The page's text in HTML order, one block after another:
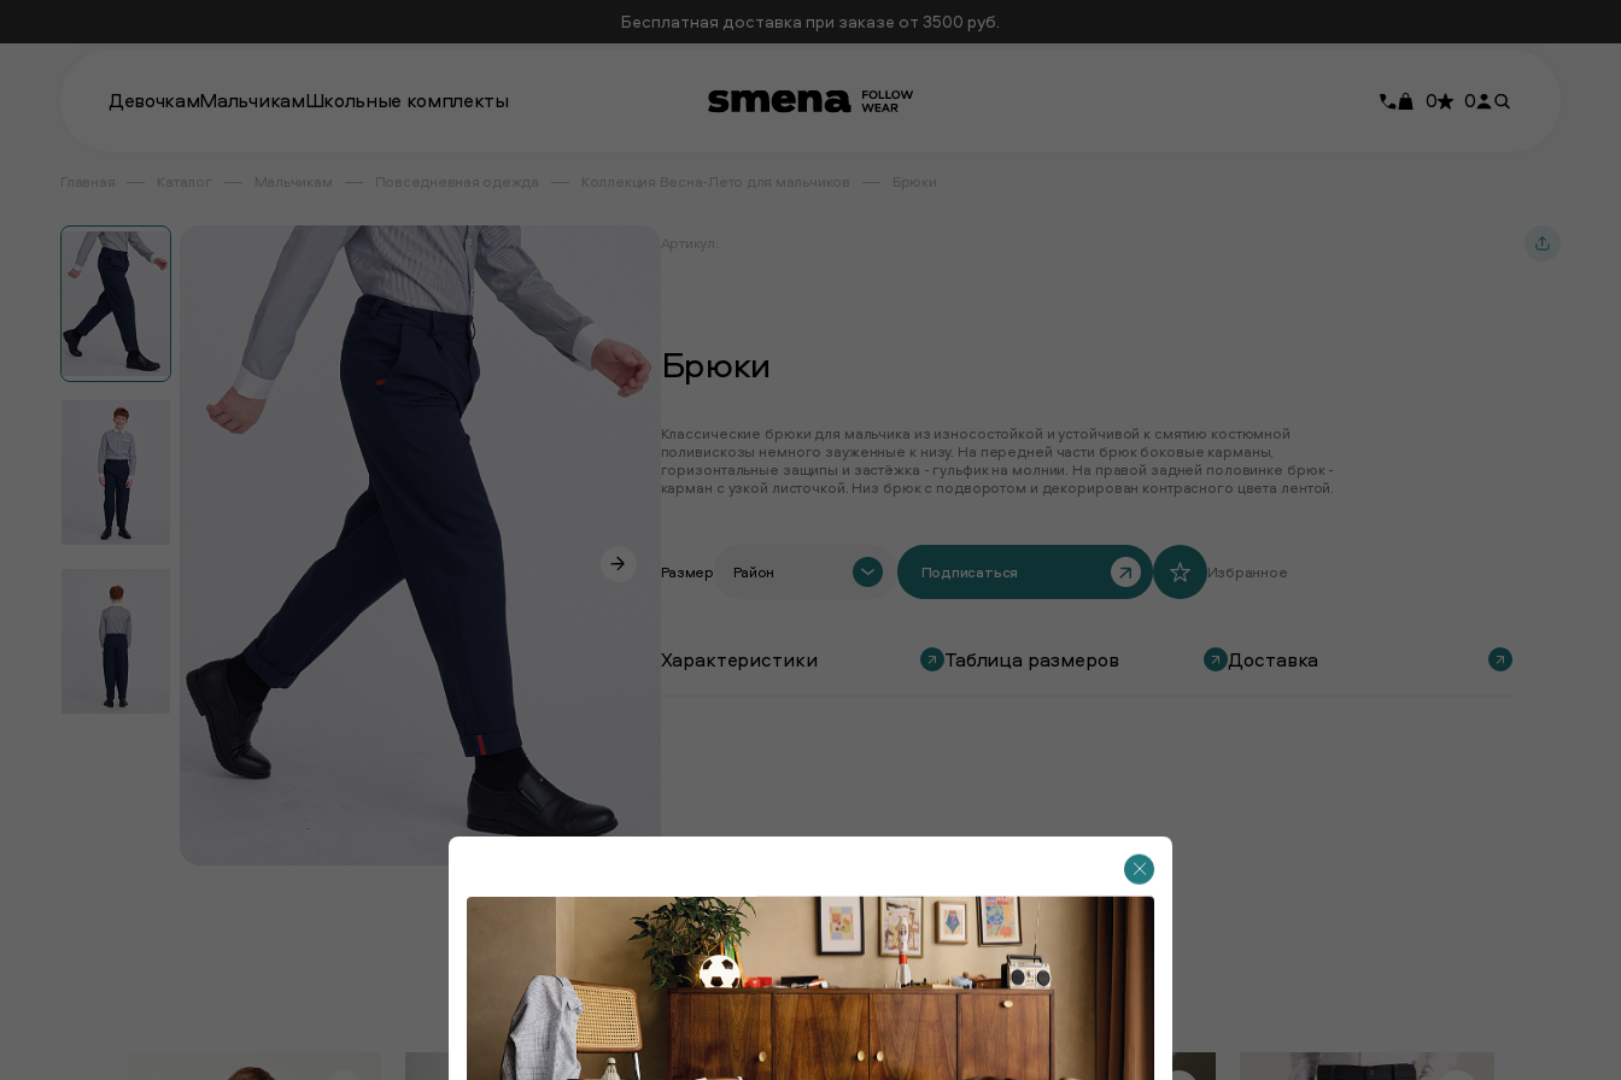
Бесплатная доставка при заказе от 3500 руб.
ДевочкамМальчикамШкольные комплекты 0 0
Главная Каталог Мальчикам Повседневная одежда Коллекция Весна-Лето для мальчиков Брюки
Артикул:
Брюки
Классические брюки для мальчика из износостойкой и устойчивой к смятию костюмной
поливискозы немного зауженные к низу. На передней части брюк боковые карманы,
горизонтальные защипы и застёжка - гульфик на молнии. На правой задней половинке брюк -
карман с узкой листочкой. Низ брюк с подворотом и декорирован контрасного цвета лентой.
Размер Район Подписаться Избранное
Характеристики Таблица размеров Доставка
Покупают вместе с этим товаром